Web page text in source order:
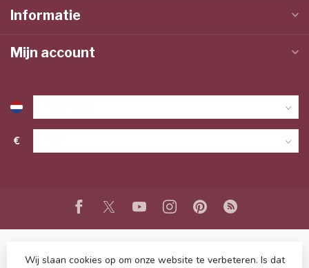
Informatie
Mijn account
€
© Copyright 2026 www.lieffeling.nl- Powered byLightspeed-
Wij slaan cookies op om onze website te verbeteren. Is dat